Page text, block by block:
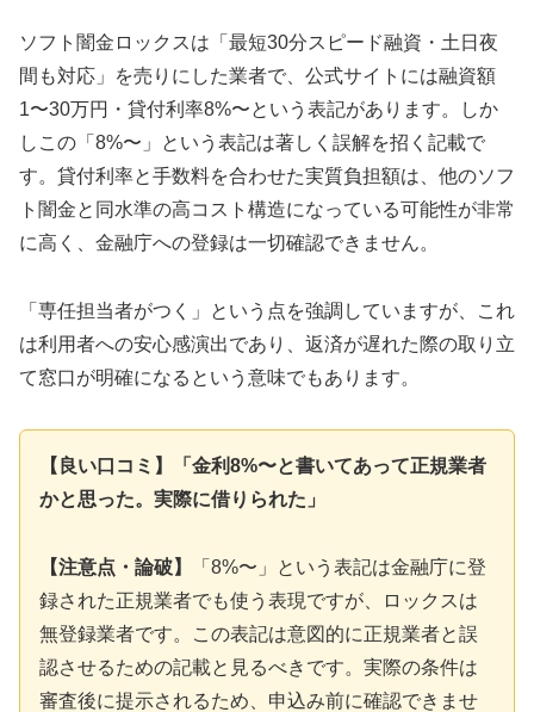
ソフト闇金ロックスは「最短30分スピード融資・土日夜
間も対応」を売りにした業者で、公式サイトには融資額
1〜30万円・貸付利率8%〜という表記があります。しか
しこの「8%〜」という表記は著しく誤解を招く記載で
す。貸付利率と手数料を合わせた実質負担額は、他のソフ
ト闇金と同水準の高コスト構造になっている可能性が非常
に高く、金融庁への登録は一切確認できません。
「専任担当者がつく」という点を強調していますが、これ
は利用者への安心感演出であり、返済が遅れた際の取り立
て窓口が明確になるという意味でもあります。
【良い口コミ】「金利8%〜と書いてあって正規業者
かと思った。実際に借りられた」
【注意点・論破】
「8%〜」という表記は金融庁に登
録された正規業者でも使う表現ですが、ロックスは
無登録業者です。この表記は意図的に正規業者と誤
認させるための記載と見るべきです。実際の条件は
審査後に提示されるため、申込み前に確認できませ